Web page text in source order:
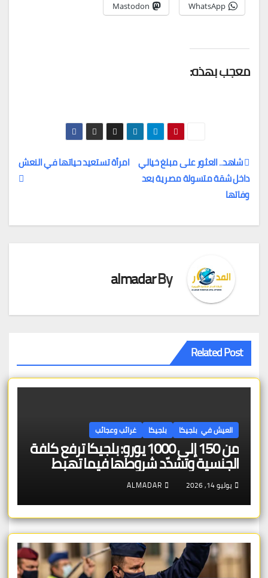
WhatsApp
Mastodon
معجب بهذه:
تصفّح
المقالات
امرأة تستعيد حياتها في النعش شاهد.. العثور على مبلغ خيالي
داخل شقة متسولة مصرية بعد
وفاتها
By
almadar
Related Post
العيش في بلجيكا بلجيكا غرائب وعجائب
من 150 إلى 1000 يورو: بلجيكا ترفع كلفة
الجنسية وتشدّد شروطها فيما تهبط
معدلات قبول اللجوء إلى 28%
يوليو 14, 2026 ALMADAR